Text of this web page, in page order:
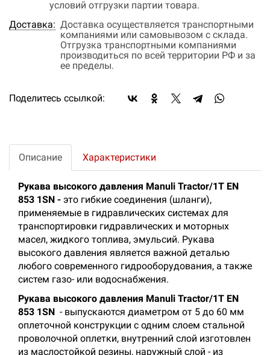
условий отгрузки партии товара.
Доставка: Доставка осуществляется транспортными
компаниями или самовывозом с склада.
Отгрузка транспортными компаниями
производиться по всей территории РФ и за
ее пределы.
Поделитесь ссылкой:
Описание Характеристики
Рукава высокого давления Manuli Tractor/1T EN
853 1SN - это гибкие соединения (шланги),
применяемые в гидравлических системах для
транспортировки гидравлических и моторных
масел, жидкого топлива, эмульсий. Рукава
высокого давления является важной деталью
любого современного гидрооборудования, а также
систем газо- или водоснабжения.
Рукава высокого давления Manuli Tractor/1T EN
853 1SN - выпускаются диаметром от 5 до 60 мм
оплеточной конструкции с одним слоем стальной
проволочной оплетки, внутренний слой изготовлен
из маслостойкой резины, наружный слой - из